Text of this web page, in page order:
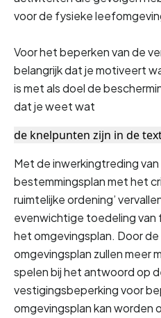
voor de fysieke
Voor het beperken van de
belangrijk dat je motiveert
is met als doel de
dat je weet wat
de knelpunten zijn in de
Met de inwerkingtreding
bestemmingsplan met het
ruimtelijke ordening’
evenwichtige toedeling van
het omgevingsplan. Door
omgevingsplan zullen meer
spelen bij het antwoord op
vestigingsbeperking voor
omgevingsplan kan worden